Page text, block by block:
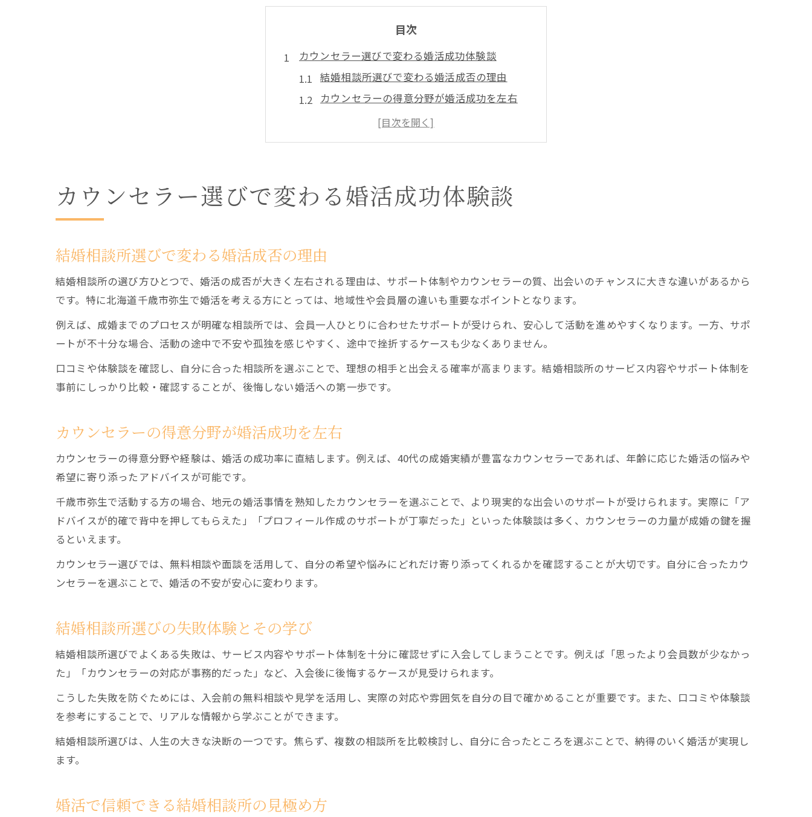
目次
カウンセラー選びで変わる婚活成功体験談
結婚相談所選びで変わる婚活成否の理由
カウンセラーの得意分野が婚活成功を左右
結婚相談所選びの失敗体験とその学び
婚活で信頼できる結婚相談所の見極め方
結婚相談所利用なら安心サポートが魅力
結婚相談所の安心サポート体制を徹底解説
結婚相談所で得られる専門カウンセラー支援
結婚相談所のサポート内容と成婚率の関係
婚活で安心を得る結婚相談所のサポート方法
40代女性に適した婚活術と成婚の秘訣
40代女性向け結婚相談所活用のポイント
結婚相談所で40代がモテる理由と戦略
成婚率が高い40代女性の婚活術とは
カウンセラーが語る40代婚活の実態
あなたに合う結婚相談所の見極め方とは
結婚相談所選びで失敗しない重要ポイント
結婚相談所のサポート体制で安心感を得る
口コミや評判を活かした結婚相談所選び
具体的サポート体制で不安を解消する方法
オンライン相談が可能な結婚相談所の魅力
結婚相談所でのサポート事例と利用者の声
婚活の現実と理想を叶えるカウンセラー術
結婚相談所カウンセラーの現実的アドバイス
カウンセラーの伴走で理想の成婚を目指す
カウンセラー選びで変わる婚活成功体験談
結婚相談所選びで変わる婚活成否の理由
結婚相談所の選び方ひとつで、婚活の成否が大きく左右される理由は、サポート体制やカウンセラーの質、出会いのチャンスに大きな違いがあるから
です。特に北海道千歳市弥生で婚活を考える方にとっては、地域性や会員層の違いも重要なポイントとなります。
例えば、成婚までのプロセスが明確な相談所では、会員一人ひとりに合わせたサポートが受けられ、安心して活動を進めやすくなります。一方、サポ
ートが不十分な場合、活動の途中で不安や孤独を感じやすく、途中で挫折するケースも少なくありません。
口コミや体験談を確認し、自分に合った相談所を選ぶことで、理想の相手と出会える確率が高まります。結婚相談所のサービス内容やサポート体制を
事前にしっかり比較・確認することが、後悔しない婚活への第一歩です。
カウンセラーの得意分野が婚活成功を左右
カウンセラーの得意分野や経験は、婚活の成功率に直結します。例えば、40代の成婚実績が豊富なカウンセラーであれば、年齢に応じた婚活の悩みや
希望に寄り添ったアドバイスが可能です。
千歳市弥生で活動する方の場合、地元の婚活事情を熟知したカウンセラーを選ぶことで、より現実的な出会いのサポートが受けられます。実際に「ア
ドバイスが的確で背中を押してもらえた」「プロフィール作成のサポートが丁寧だった」といった体験談は多く、カウンセラーの力量が成婚の鍵を握
るといえます。
カウンセラー選びでは、無料相談や面談を活用して、自分の希望や悩みにどれだけ寄り添ってくれるかを確認することが大切です。自分に合ったカウ
ンセラーを選ぶことで、婚活の不安が安心に変わります。
結婚相談所選びの失敗体験とその学び
結婚相談所選びでよくある失敗は、サービス内容やサポート体制を十分に確認せずに入会してしまうことです。例えば「思ったより会員数が少なかっ
た」「カウンセラーの対応が事務的だった」など、入会後に後悔するケースが見受けられます。
こうした失敗を防ぐためには、入会前の無料相談や見学を活用し、実際の対応や雰囲気を自分の目で確かめることが重要です。また、口コミや体験談
を参考にすることで、リアルな情報から学ぶことができます。
結婚相談所選びは、人生の大きな決断の一つです。焦らず、複数の相談所を比較検討し、自分に合ったところを選ぶことで、納得のいく婚活が実現し
ます。
婚活で信頼できる結婚相談所の見極め方